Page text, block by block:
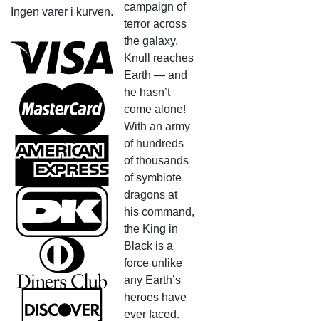
Ingen varer i kurven.
campaign of
terror across
the galaxy,
Knull reaches
Earth — and
he hasn’t
come alone!
With an army
of hundreds
of thousands
of symbiote
dragons at
his command,
the King in
Black is a
force unlike
any Earth’s
heroes have
ever faced.